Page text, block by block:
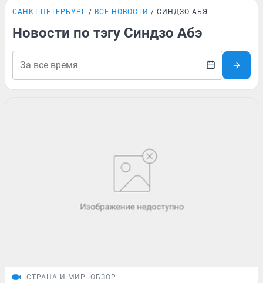
САНКТ-ПЕТЕРБУРГ ВСЕ НОВОСТИ СИНДЗО АБЭ
Новости по тэгу Синдзо Абэ
СТРАНА И МИР ОБЗОР